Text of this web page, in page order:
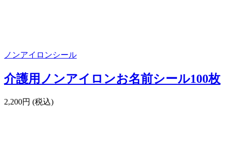
ノンアイロンシール
介護用ノンアイロンお名前シール100枚
2,200円 (税込)